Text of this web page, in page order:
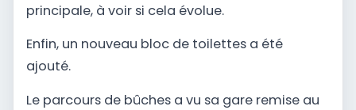
principale, à voir si cela évolue.
Enfin, un nouveau bloc de toilettes a été
ajouté.
Le parcours de bûches a vu sa gare remise au